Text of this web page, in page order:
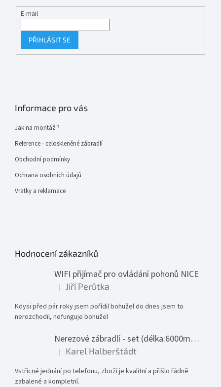
E-mail
PŘIHLÁSIT SE
Informace pro vás
Jak na montáž ?
Reference - celoskleněné zábradlí
Obchodní podmínky
Ochrana osobních údajů
Vratky a reklamace
Hodnocení zákazníků
WIFI přijímač pro ovládání pohonů NICE
Hodnocení produktu je 1 z 5 hvězdiček.
| Jiří Perůtka
Kdysi před pár roky jsem pořídil bohužel do dnes jsem to
nerozchodil, nefunguje bohužel
Nerezové zábradlí - set (délka:6000mm x výška:1000mm)
Hodnocení produktu je 5 z 5 hvězdiček.
| Karel Halberštádt
Vstřícné jednání po telefonu, zboží je kvalitní a přišlo řádně
zabalené a kompletní.